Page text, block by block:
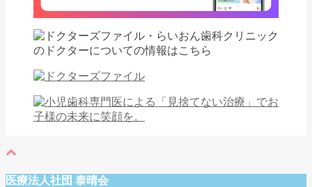
医療法人社団 泰晴会